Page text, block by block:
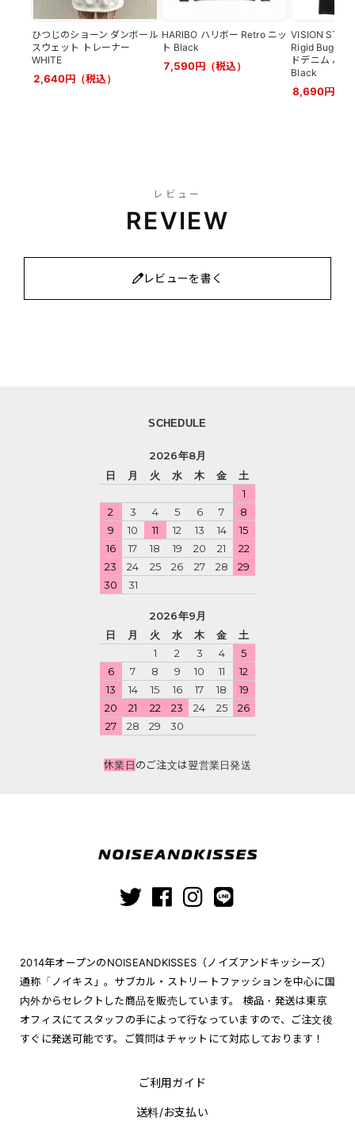
ひつじのショーン ダンボール
スウェット トレーナー
WHITE
2,640円（税込）
HARIBO ハリボー Retro ニッ
ト Black
7,590円（税込）
VISION
Rigid Buggy
ドデニム バ
Black
8,690円（
レビュー
REVIEW
レビューを書く
SCHEDULE
2026年8月
日
月 火 水 木 金
土
1
2
3 4 5 6 7
8
9
10 11 12 13 14
15
16
17 18 19 20 21
22
23
24 25 26 27 28
29
30
31
2026年9月
日
月 火 水 木 金
土
1
2 3 4
5
6
7 8 9 10 11
12
13
14 15 16 17 18
19
20
21 22 23 24 25
26
27
28 29 30
休業日のご注文は翌営業日発送
2014年オープンのNOISEANDKISSES（ノイズアンドキッシーズ）
通称「ノイキス」。サブカル・ストリートファッションを中心に国
内外からセレクトした商品を販売しています。 検品・発送は東京
オフィスにてスタッフの手によって行なっていますので、ご注文後
すぐに発送可能です。ご質問はチャットにて対応しております！
ご利用ガイド
送料/お支払い